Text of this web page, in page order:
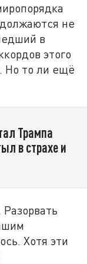
не
в
этого
Но то ли ещё
Трампа
в страхе и
Хотя эти